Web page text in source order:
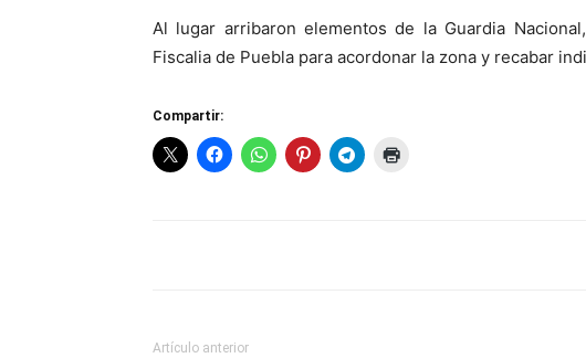
Al lugar arribaron elementos de la Guardia
Fiscalia de Puebla para acordonar la zona y recabar
Compartir:
Artículo anterior